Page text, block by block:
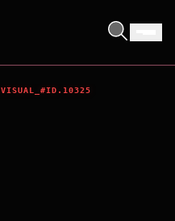
VISUAL_#ID.10325